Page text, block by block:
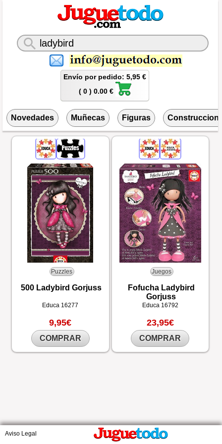
Envío por pedido: 5,95 €
( 0 ) 0.00 €
Novedades Muñecas Figuras
Puzzles
500 Ladybird Gorjuss
Educa 16277
9,95€
COMPRAR
Juegos
Fofucha Ladybird
Gorjuss
Educa 16792
23,95€
COMPRAR
Aviso Legal